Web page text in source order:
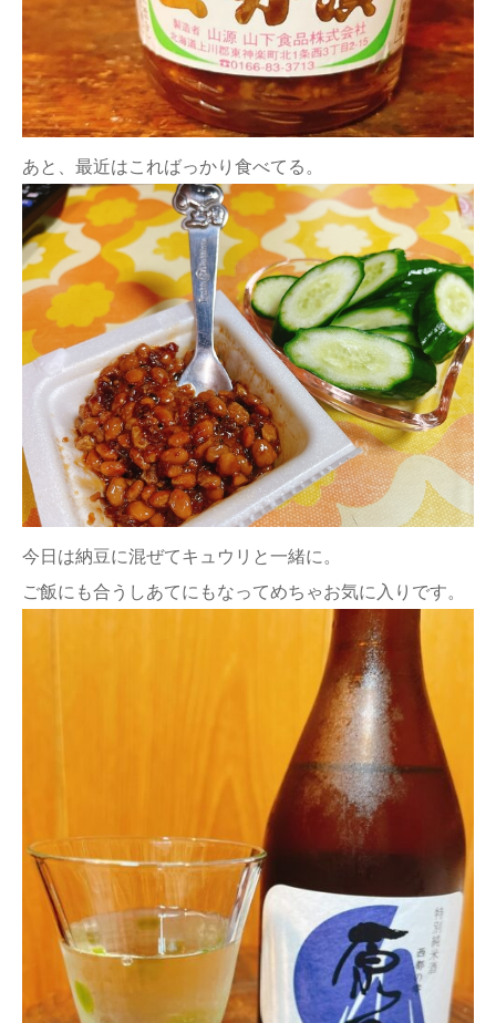
あと、最近はこればっかり食べてる。
今日は納豆に混ぜてキュウリと一緒に。
ご飯にも合うしあてにもなってめちゃお気に入りです。